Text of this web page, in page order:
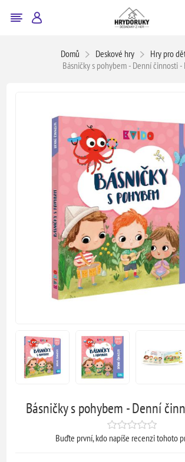
Domů Deskové hry
Hry pro
Básničky s pohybem - Denní činnosti -
Básničky s pohybem - Denní
Buďte první, kdo napíše recenzi tohoto